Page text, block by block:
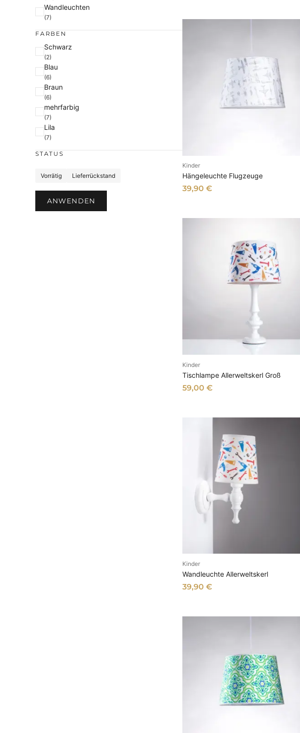
e Wandleuchten
(7)
FARBEN
F
e
Schwarz
(2)
Blau
(6)
Braun
(6)
mehrfarbig
(7)
Lila
(7)
STATUS
t
Vorrätig Lieferrückstand
ANWENDEN
Kinder
Hängeleuchte Flugzeuge
39,90 €
Kinder
Tischlampe Allerweltskerl Groß
59,00 €
Kinder
Wandleuchte Allerweltskerl
39,90 €